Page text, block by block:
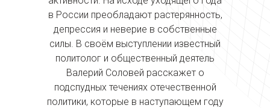
в России преобладают растерянность,
депрессия и неверие в собственные
силы. В своём выступлении известный
политолог и общественный деятель
Валерий Соловей расскажет о
подспудных течениях отечественной
политики, которые в наступающем году